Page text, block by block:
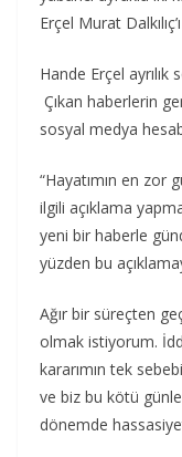
Erçel Murat
Hande Erçel ayrılık
Çıkan haberlerin
sosyal medya
“Hayatımın en zor
ilgili açıklama
yeni bir haberle
yüzden bu
Ağır bir süreçten
olmak istiyorum.
kararımın tek
ve biz bu kötü
dönemde